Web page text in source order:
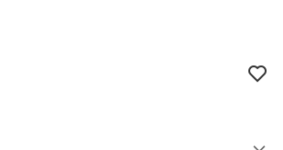
膜去除｜快速去油膜｜汽車玻